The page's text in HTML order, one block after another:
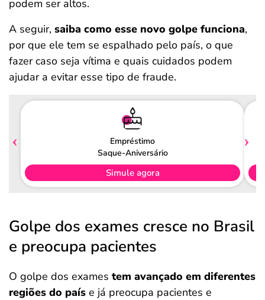
podem ser altos.
A seguir, saiba como esse novo golpe funciona,
por que ele tem se espalhado pelo país, o que
fazer caso seja vítima e quais cuidados podem
ajudar a evitar esse tipo de fraude.
Empréstimo
Saque-Aniversário
Simule agora
Golpe dos exames cresce no Brasil
e preocupa pacientes
O golpe dos exames tem avançado em diferentes
regiões do país e já preocupa pacientes e